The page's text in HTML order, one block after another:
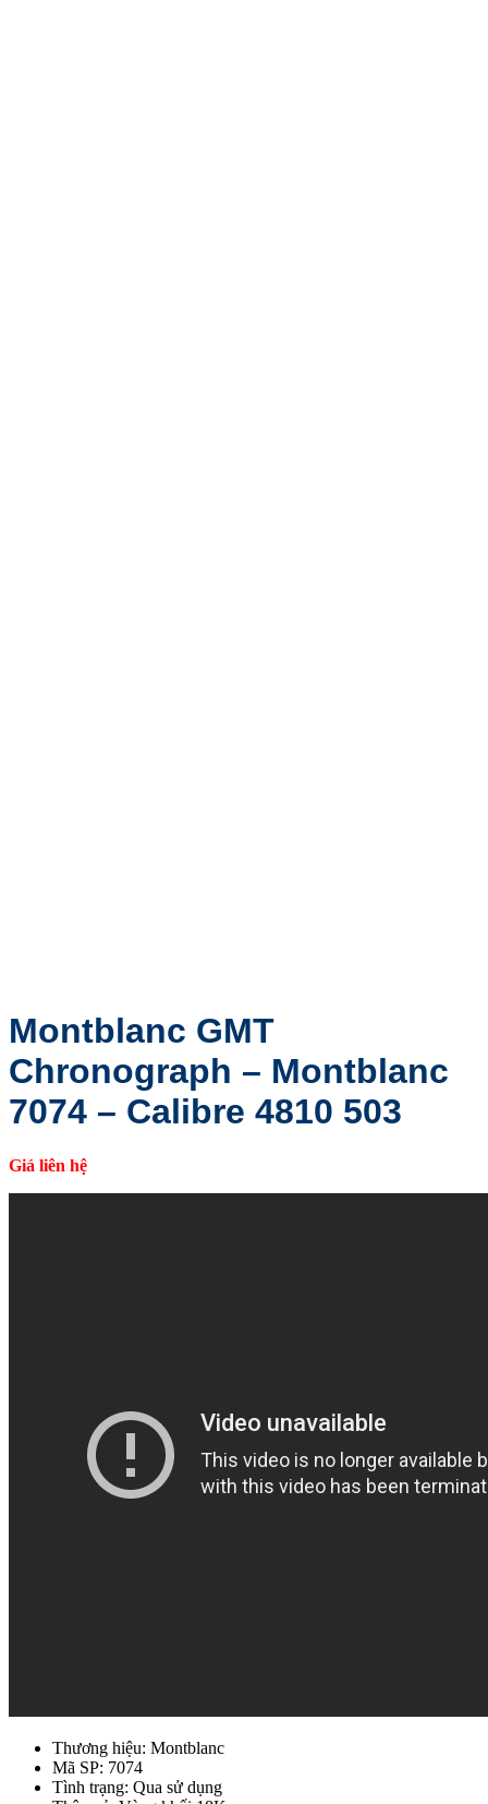
Montblanc GMT
Chronograph – Montblanc
7074 – Calibre 4810 503
Giá liên hệ
Thương hiệu: Montblanc
Mã SP: 7074
Tình trạng: Qua sử dụng